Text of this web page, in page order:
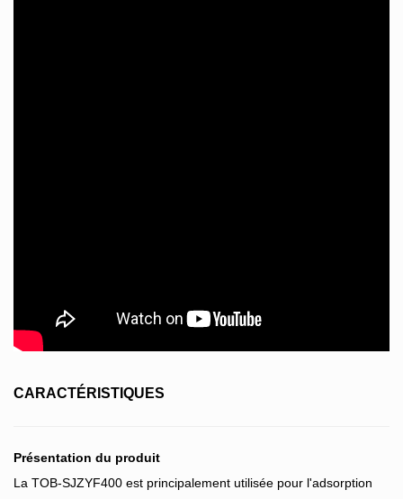
CARACTÉRISTIQUES
Présentation du produit
La TOB-SJZYF400 est principalement utilisée pour l'adsorption